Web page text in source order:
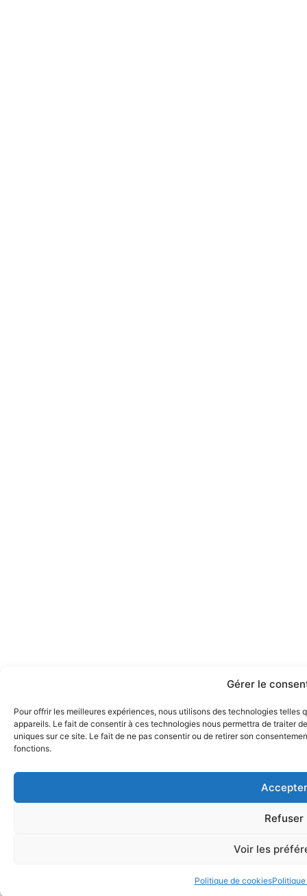
Gérer le
Pour offrir les meilleures expériences, nous utilisons des technologies
appareils. Le fait de consentir à ces technologies nous permettra de traiter
uniques sur ce site. Le fait de ne pas consentir ou de retirer son
fonctions.
Accepter
Refuser
Voir les
Politique de cookies